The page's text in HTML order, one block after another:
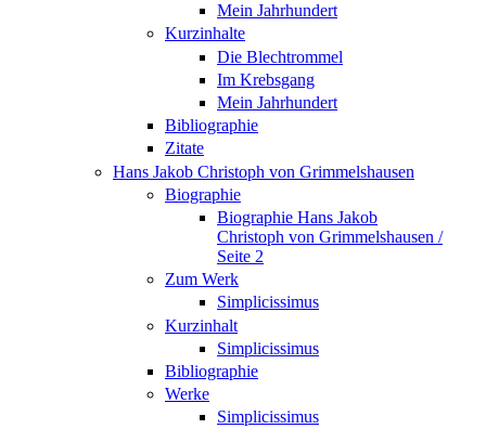
Mein Jahrhundert
Kurzinhalte
Die Blechtrommel
Im Krebsgang
Mein Jahrhundert
Bibliographie
Zitate
Hans Jakob Christoph von Grimmelshausen
Biographie
Biographie Hans Jakob
Christoph von Grimmelshausen /
Seite 2
Zum Werk
Simplicissimus
Kurzinhalt
Simplicissimus
Bibliographie
Werke
Simplicissimus